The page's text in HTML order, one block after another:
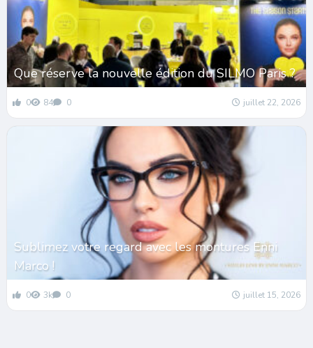
Que réserve la nouvelle édition du SILMO Paris ?
0 84 0 juillet 22, 2026
Sublimez votre regard avec les montures Enni
Marco !
0 3k 0 juillet 15, 2026